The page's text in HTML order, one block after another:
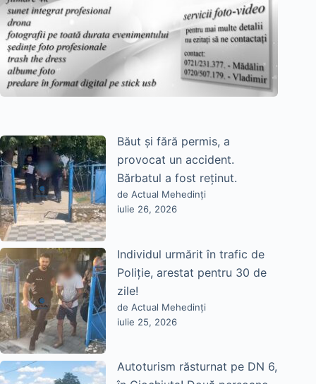
Băut și fără permis, a
provocat un accident.
Bărbatul a fost reținut.
de Actual Mehedinți
iulie 26, 2026
Individul urmărit în trafic de
Poliție, arestat pentru 30 de
zile!
de Actual Mehedinți
iulie 25, 2026
Autoturism răsturnat pe DN 6,